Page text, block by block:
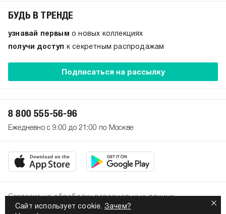
Сайт использует cookie. Зачем?
БУДЬ В ТРЕНДЕ
узнавай первым о новых коллекциях
получи доступ
к секретным распродажам
Подписаться на рассылку
8 800 555-56-96
Ежедневно с 9:00 до 21:00 по Москве
Политика конфиденциальности
Согласие на обработку персональных данных